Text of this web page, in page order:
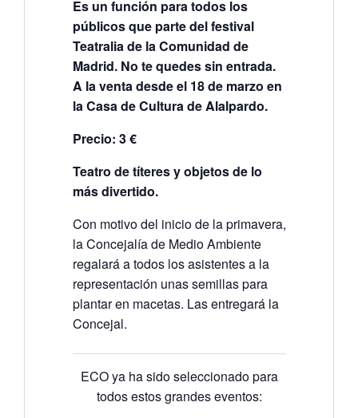
Es un función para todos los
públicos que parte del festival
Teatralia de la Comunidad de
Madrid. No te quedes sin entrada.
A la venta desde el 18 de marzo en
la Casa de Cultura de Alalpardo.
Precio: 3 €
Teatro de títeres y objetos de lo
más divertido.
Con motivo del inicio de la primavera,
la Concejalía de Medio Ambiente
regalará a todos los asistentes a la
representación unas semillas para
plantar en macetas. Las entregará la
Concejal.
ECO ya ha sido seleccionado para
todos estos grandes eventos: